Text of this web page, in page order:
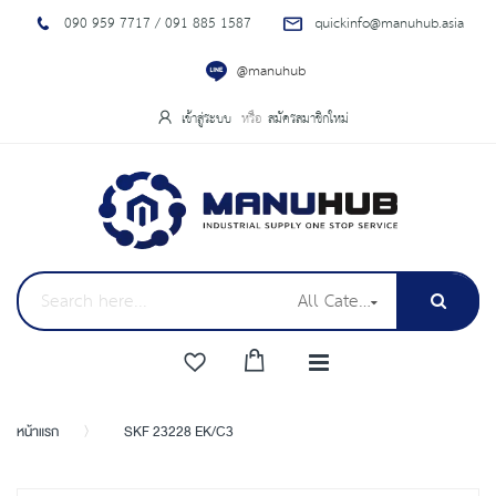
090 959 7717 / 091 885 1587
quickinfo@manuhub.asia
@manuhub
เข้าสู่ระบบ สมัครสมาชิกใหม่
All Categories
หน้าแรก SKF 23228 EK/C3